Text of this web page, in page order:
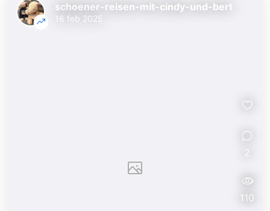
schoener-reisen-mit-cindy-und-bert
16 feb 2025
2
110